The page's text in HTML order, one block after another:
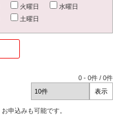
火曜日
水曜日
土曜日
0 -0件 /0件
申込みも可能です。